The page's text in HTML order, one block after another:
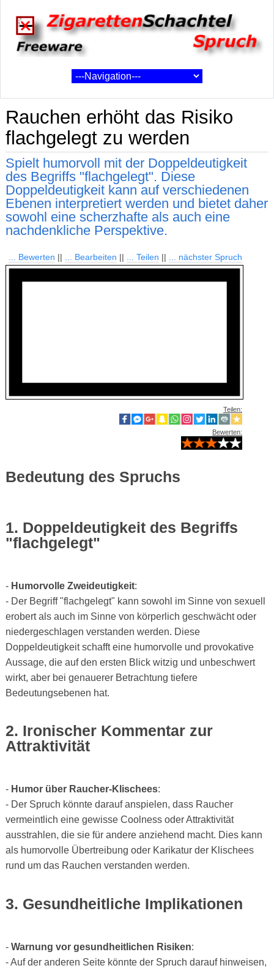
Rauchen erhöht das Risiko
flachgelegt zu werden
Spielt humorvoll mit der Doppeldeutigkeit
des Begriffs "flachgelegt". Diese
Doppeldeutigkeit kann auf verschiedenen
Ebenen interpretiert werden und bietet daher
sowohl eine scherzhafte als auch eine
nachdenkliche Perspektive.
... Bewerten || ... Bearbeiten || ... Teilen || ... nächster Spruch
Teilen:
Bewerten:
Bedeutung des Spruchs
1. Doppeldeutigkeit des Begriffs
"flachgelegt"
- Humorvolle Zweideutigkeit:
- Der Begriff "flachgelegt" kann sowohl im Sinne von sexuell
erobert als auch im Sinne von körperlich geschwächt oder
niedergeschlagen verstanden werden. Diese
Doppeldeutigkeit schafft eine humorvolle und provokative
Aussage, die auf den ersten Blick witzig und unbeschwert
wirkt, aber bei genauerer Betrachtung tiefere
Bedeutungsebenen hat.
2. Ironischer Kommentar zur
Attraktivität
- Humor über Raucher-Klischees:
- Der Spruch könnte darauf anspielen, dass Raucher
vermeintlich eine gewisse Coolness oder Attraktivität
ausstrahlen, die sie für andere anziehend macht. Dies kann
als humorvolle Übertreibung oder Karikatur der Klischees
rund um das Rauchen verstanden werden.
3. Gesundheitliche Implikationen
- Warnung vor gesundheitlichen Risiken:
- Auf der anderen Seite könnte der Spruch darauf hinweisen,